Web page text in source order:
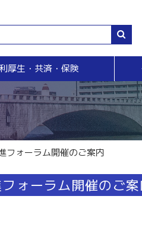
販売拡大・人脈
販売拡大
商い情報便
電子商い情報便
ＨＰ会員企業紹介
商いつなぐサイト
交流会
厚生・共済・保険
リップ共済」
ント・セミナー・検定
ミナー
明書・申請
事業者（JAN企業）コード
ォーラム開催のご案内
ォーラム開催のご案